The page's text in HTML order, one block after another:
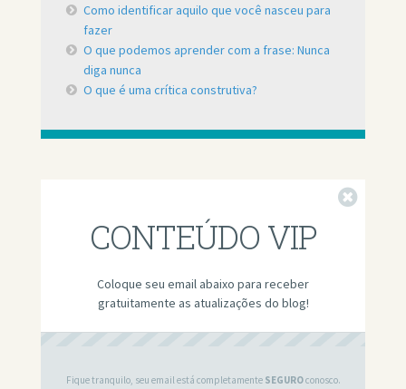
Como identificar aquilo que você nasceu para
fazer
O que podemos aprender com a frase: Nunca
diga nunca
O que é uma crítica construtiva?
CONTEÚDO VIP
Coloque seu email abaixo para receber
gratuitamente as atualizações do blog!
Fique tranquilo, seu email está completamente SEGUROconosco.